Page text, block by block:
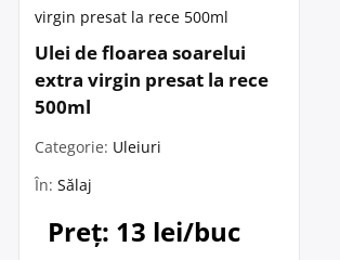
Ulei de floarea soarelui
extra virgin presat la rece
500ml
Categorie: Uleiuri
În: Sălaj
Preț: 13 lei/buc